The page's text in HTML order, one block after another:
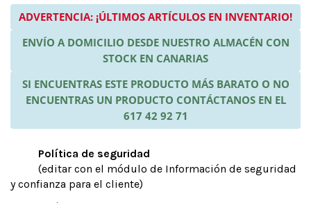
ADVERTENCIA: ¡ÚLTIMOS ARTÍCULOS EN INVENTARIO!
ENVÍO A DOMICILIO DESDE NUESTRO ALMACÉN CON
STOCK EN CANARIAS
SI ENCUENTRAS ESTE PRODUCTO MÁS BARATO O NO
ENCUENTRAS UN PRODUCTO CONTÁCTANOS EN EL
617 42 92 71
Política de seguridad
(editar con el módulo de Información de seguridad
y confianza para el cliente)